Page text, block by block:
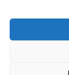
Κοινοποίηση: